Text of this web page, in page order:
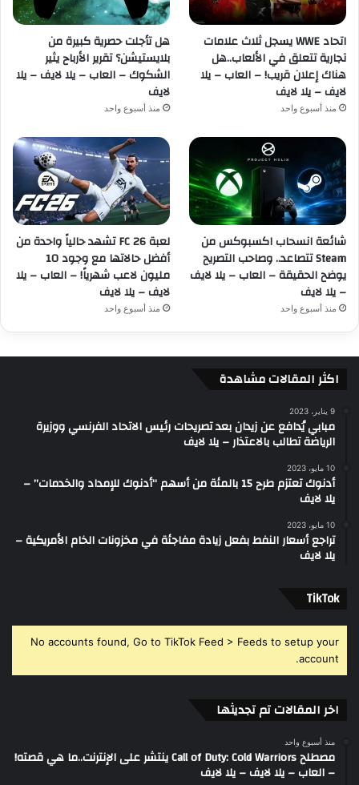
اتحاد WWE يسجل ثلاث علامات
تجارية تتعلق في الألعاب..هل
هناك إعلان قريب! – العاب – يلا
لايف – يلا لايف
منذ أسبوع واحد
هل تأجلت حصرية كبيرة من
بلايستيشن؟ تقرير الأرباح يثير
الشكوك – العاب – يلا لايف – يلا
لايف
منذ أسبوع واحد
شائعة انسحاب اكسبوكس من
Steam تتصاعد.. وصاحب التصريح
يوضح الحقيقة – العاب – يلا لايف
– يلا لايف
منذ أسبوع واحد
لعبة FC 26 تشهد حالياً واحدة من
أفضل حالاتها مع وجود 10
مليون لاعب شهرياً! – العاب – يلا
لايف – يلا لايف
منذ أسبوع واحد
اكثر المقالات مشاهدة
9 يناير، 2023
مبابي يُدافع عن زيدان بعد تصريحات رئيس الاتحاد الفرنسي ووزيرة
الرياضة تطالب بالاعتذار – يلا لايف
10 مايو، 2023
أدنوك تعتزم طرح 15 بالمئة من أسهم “أدنوك للإمداد والخدمات” –
يلا لايف
10 مايو، 2023
تراجع أسعار النفط بفعل زيادة مفاجئة في مخزونات الخام الأمريكية –
يلا لايف
‫TikTok
No accounts found, Go to TikTok Feed > Feeds to setup your
account.
اخر المقالات تم تجديثها
منذ أسبوع واحد
مصطلح Call of Duty: Cold Warriors ينتشر على الإنترنت..ما هي قصته!
– العاب – يلا لايف – يلا لايف